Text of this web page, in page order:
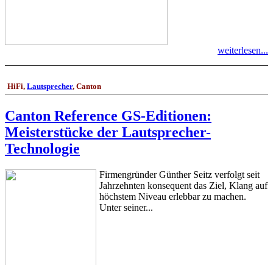
weiterlesen...
HiFi, Lautsprecher, Canton
Canton Reference GS-Editionen:
Meisterstücke der Lautsprecher-
Technologie
Firmengründer Günther Seitz verfolgt seit
Jahrzehnten konsequent das Ziel, Klang auf
höchstem Niveau erlebbar zu machen.
Unter seiner...